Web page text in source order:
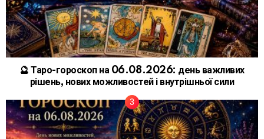
🔮 Таро-гороскоп на 06.08.2026: день важливих
рішень, нових можливостей і внутрішньої сили